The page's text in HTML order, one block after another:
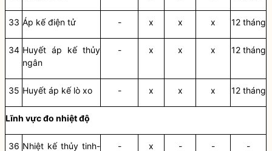
33 Áp kếđiện tử - x x x 12 tháng
34 Huyết áp kếthủy
ngân
- x x x 12 tháng
35 Huyết áp kếlò xo - x x x 12 tháng
Lĩnhvực đo nhiệt độ
36 Nhiệt kế thủy tinh-
- x - - -